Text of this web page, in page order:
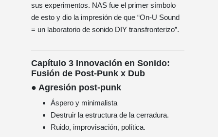
sus experimentos. NAS fue el primer símbolo
de esto y dio la impresión de que “On-U Sound
= un laboratorio de sonido DIY transfronterizo”.
Capítulo 3 Innovación en Sonido:
Fusión de Post-Punk x Dub
● Agresión post-punk
Áspero y minimalista
Destruir la estructura de la cerradura.
Ruido, improvisación, política.